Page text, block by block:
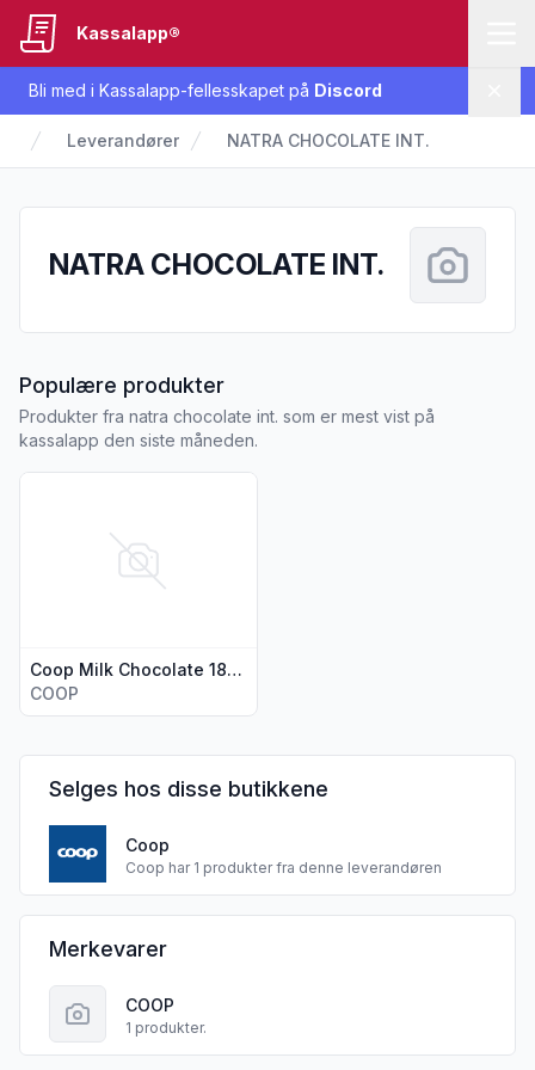
Bli med i Kassalapp-fellesskapet på Discord
Kassalapp®
Leverandører NATRA CHOCOLATE INT.
NATRA CHOCOLATE INT.
Populære produkterfra NATRA CHOCOLATE INT.
Produkter fra natra chocolate int. som er mest vist på
kassalapp den siste måneden.
Coop Milk Chocolate 185g
COOP
Selges hos disse butikkene
Coop
Coop har 1 produkter fra denne leverandøren
NATRA CHOCOLATE INT. sine
Merkevarer
COOP
1 produkter.